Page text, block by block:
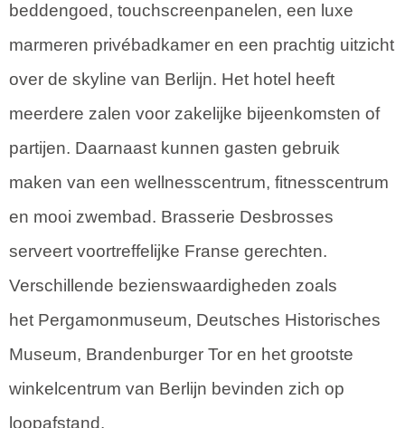
beddengoed, touchscreenpanelen, een luxe
marmeren privébadkamer en een prachtig uitzicht
over de skyline van Berlijn. Het hotel heeft
meerdere zalen voor zakelijke bijeenkomsten of
partijen. Daarnaast kunnen gasten gebruik
maken van een wellnesscentrum, fitnesscentrum
en mooi zwembad. Brasserie Desbrosses
serveert voortreffelijke Franse gerechten.
Verschillende bezienswaardigheden zoals
het Pergamonmuseum, Deutsches Historisches
Museum, Brandenburger Tor en het grootste
winkelcentrum van Berlijn bevinden zich op
loopafstand.